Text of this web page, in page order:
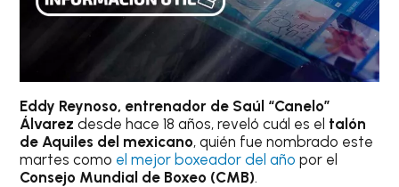
Eddy Reynoso, entrenador de Saúl “Canelo”
Álvarez desde hace 18 años, reveló cuál es el talón
de Aquiles del mexicano, quién fue nombrado este
martes como el mejor boxeador del año por el
Consejo Mundial de Boxeo (CMB).